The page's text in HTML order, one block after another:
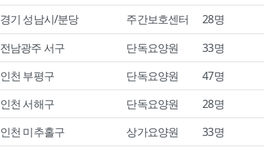
경기 성남시/분당 주간보호센터 28명
전남광주 서구 단독요양원 33명
인천 부평구 단독요양원 47명
인천 서해구 단독요양원 28명
인천 미추홀구 상가요양원 33명